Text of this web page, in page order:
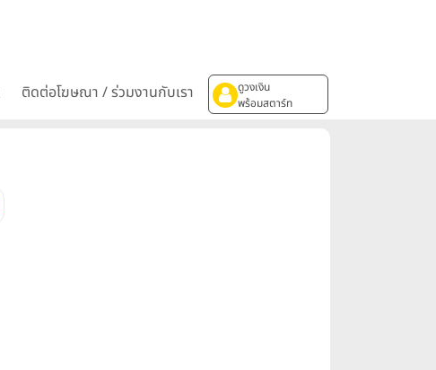
ติดต่อโฆษณา / ร่วมงานกับเรา
ดูวงเงิน
พร้อมสตาร์ท